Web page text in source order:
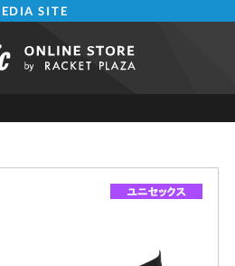
SITE